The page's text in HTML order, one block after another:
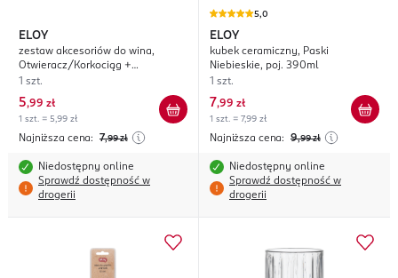
ELOY
zestaw akcesoriów do wina,
Otwieracz/Korkociąg +
Korek/Nalewak
1 szt.
5,99 zł
1 szt. = 5,99 zł
Najniższa cena: 7,99 zł
Niedostępny online
Sprawdź dostępność w
drogerii
5,0
ELOY
kubek ceramiczny, Paski
Niebieskie, poj. 390ml
1 szt.
7,99 zł
1 szt. = 7,99 zł
Najniższa cena: 9,99 zł
Niedostępny online
Sprawdź dostępność w
drogerii